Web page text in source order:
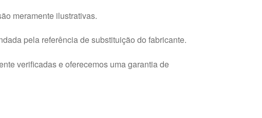
meramente ilustrativas.
pela referência de substituição do fabricante.
verificadas e oferecemos uma garantia de